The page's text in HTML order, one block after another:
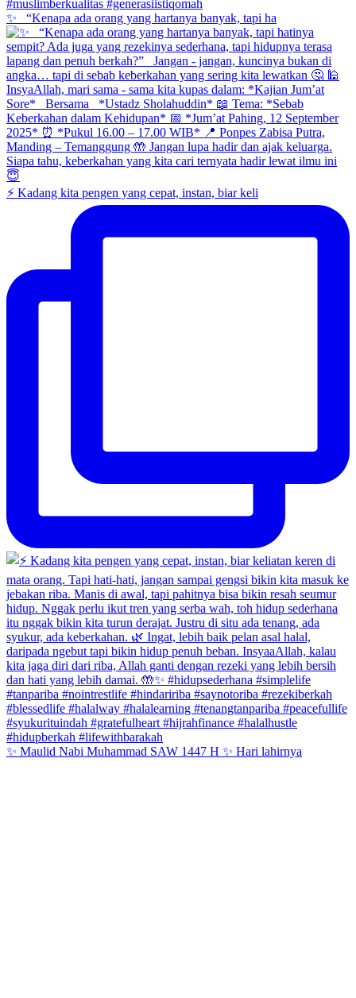
✨ _“Kenapa ada orang yang hartanya banyak, tapi ha
⚡ Kadang kita pengen yang cepat, instan, biar keli
✨ Maulid Nabi Muhammad SAW 1447 H ✨ Hari lahirnya